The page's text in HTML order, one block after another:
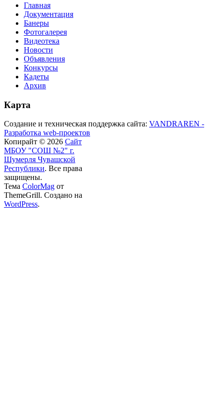
Главная
Документация
Банеры
Фотогалерея
Видеотека
Новости
Объявления
Конкурсы
Кадеты
Архив
Карта
Создание и техническая поддержка сайта: VANDRAREN -
Разработка web-проектов
Копирайт © 2026 Сайт
МБОУ "СОШ №2" г.
Шумерля Чувашской
Республики. Все права
защищены.
Тема ColorMag от
ThemeGrill. Создано на
WordPress.